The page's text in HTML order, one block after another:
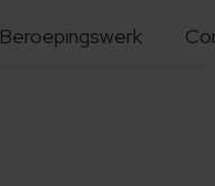
Beroepingswerk